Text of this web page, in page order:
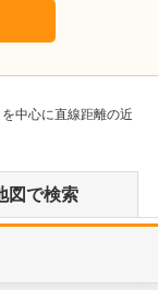
を中心に直線距離の近
図で検索